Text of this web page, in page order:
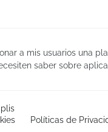
a mis usuarios una
saber sobre
Políticas de